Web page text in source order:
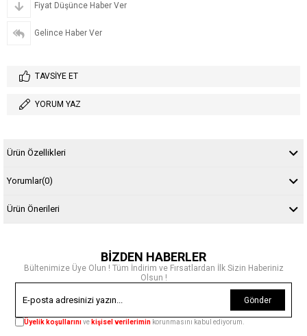
Fiyat Düşünce Haber Ver
Gelince Haber Ver
TAVSIYE ET
YORUM YAZ
Ürün Özellikleri
Yorumlar(0)
Ürün Önerileri
BİZDEN HABERLER
Bültenimize Üye Olun ! Tüm İndirim ve Fırsatlardan İlk Sizin Haberiniz
Olsun !
Gönder
Üyelik koşullarınıve kişisel verilerimin korunmasını kabul ediyorum.